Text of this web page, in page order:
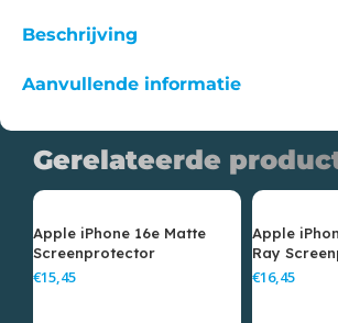
Beschrijving
Aanvullende informatie
Gerelateerde
Apple iPhone 16e Matte
Screenprotector
€
Apple
Ray
€